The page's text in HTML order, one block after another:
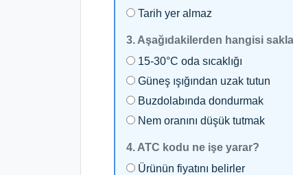
Tarih yer almaz
3. Aşağıdakilerden hangisi
15‑30°C oda sıcaklığı
Güneş ışığından uzak tutun
Buzdolabında dondurmak
Nem oranını düşük tutmak
4. ATC kodu ne işe yarar?
Ürünün fiyatını belirler